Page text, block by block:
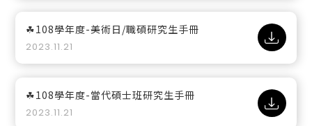
☘108學年度-美術日/職碩研究生手冊
2023.11.21
☘108學年度-當代碩士班研究生手冊
2023.11.21